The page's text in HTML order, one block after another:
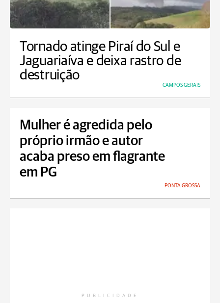
Tornado atinge Piraí do Sul e
Jaguariaíva e deixa rastro de
destruição
CAMPOS GERAIS
Mulher é agredida pelo
próprio irmão e autor
acaba preso em flagrante
em PG
PONTA GROSSA
PUBLICIDADE